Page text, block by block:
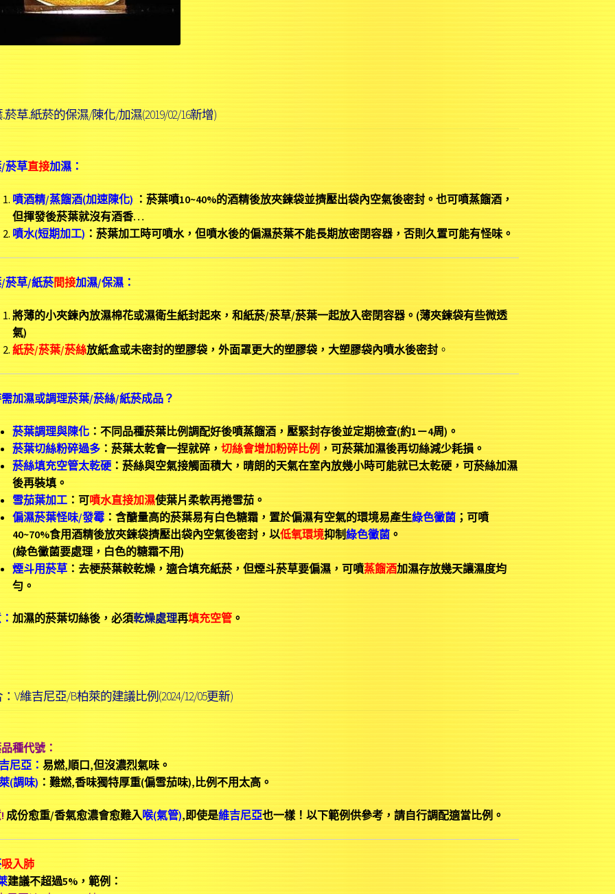
菸草.紙菸的保濕/陳化/加濕(2019/02/16新增)
菸草直接加濕：
噴酒精/蒸餾酒(加速陳化) ：菸葉噴10~40%的酒精後放夾鍊袋並擠壓出袋內空氣後密封。也可噴蒸餾酒，
但揮發後菸葉就沒有酒香…
噴水(短期加工) ：菸葉加工時可噴水，但噴水後的偏濕菸葉不能長期放密閉容器，否則久置可能有怪味。
菸草/紙菸間接加濕/保濕：
將薄的小夾鍊內放濕棉花或濕衛生紙封起來，和紙菸/菸草/菸葉一起放入密閉容器。(薄夾鍊袋有些微透
氣)
紙菸/菸葉/菸絲放紙盒或未密封的塑膠袋，外面罩更大的塑膠袋，大塑膠袋內噴水後密封。
加濕或調理菸葉/菸絲/紙菸成品？
菸葉調理與陳化：不同品種菸葉比例調配好後噴蒸餾酒，壓緊封存後並定期檢查(約1－4周)。
菸葉切絲粉碎過多：菸葉太乾會一捏就碎， 切絲會增加粉碎比例 ，可菸葉加濕後再切絲減少耗損。
菸絲填充空管太乾硬：菸絲與空氣接觸面積大，晴朗的天氣在室內放幾小時可能就已太乾硬，可菸絲加濕
後再裝填。
雪茄葉加工：可噴水直接加濕使葉片柔軟再捲雪茄。
偏濕菸葉怪味/發霉：含醣量高的菸葉易有白色糖霜，置於偏濕有空氣的環境易產生綠色黴菌；可噴
40~70%食用酒精後放夾鍊袋擠壓出袋內空氣後密封，以低氧環境抑制綠色黴菌。
(綠色黴菌要處理，白色的糖霜不用)
煙斗用菸草：去梗菸葉較乾燥，適合填充紙菸，但煙斗菸草要偏濕，可噴蒸餾酒加濕存放幾天讓濕度均
勻。
加濕的菸葉切絲後，必須乾燥處理再填充空管。
V維吉尼亞/B柏萊的建議比例(2024/12/05更新)
種代號：
尼亞： 易燃,順口,但沒濃烈氣味。
(調味) ：難燃,香味獨特厚重(偏雪茄味),比例不用太高。
成份愈重/香氣愈濃會愈難入喉(氣管),即使是維吉尼亞也一樣！ 以下範例供參考，請自行調配適當比例。
吸入肺
建議不超過5%，範例：